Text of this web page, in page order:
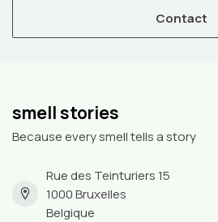
Contact
smell stories
Because every smell tells a story
Rue des Teinturiers 15
1000 Bruxelles
Belgique